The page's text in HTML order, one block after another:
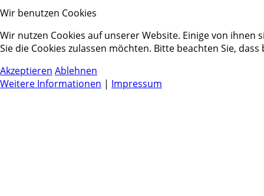
Wir benutzen Cookies
Wir nutzen Cookies auf unserer Website. Einige von
Sie die Cookies zulassen möchten. Bitte beachten Sie,
Akzeptieren Ablehnen
Weitere Informationen | Impressum